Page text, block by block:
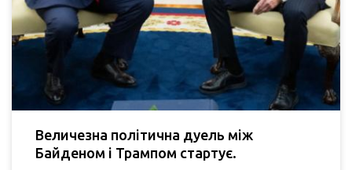
Величезна політична дуель між
Байденом і Трампом стартує.